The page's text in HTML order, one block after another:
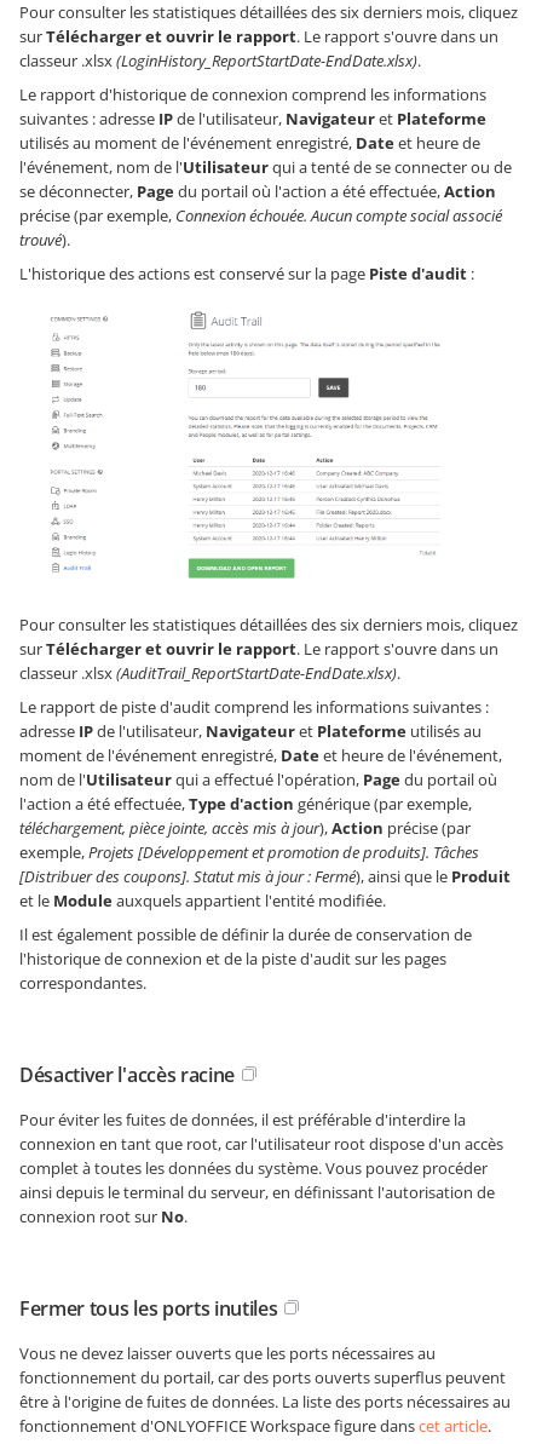
Pour consulter les statistiques détaillées des six derniers mois, cliquez
surTélécharger et ouvrir le rapport. Le rapport s'ouvre dans un
classeur .xlsx(LoginHistory_ReportStartDate-EndDate.xlsx).
Le rapport d'historique de connexion comprend les informations
suivantes : adresse IPde l'utilisateur, Navigateuret Plateforme
utilisés au moment de l'événement enregistré, Dateet heure de
l'événement, nom de l'Utilisateurqui a tenté de se connecter ou de
se déconnecter, Pagedu portail où l'action a été effectuée,Action
précise (par exemple, Connexion échouée. Aucun compte social associé
trouvé).
L'historique des actions est conservé sur la page Piste d'audit :
Pour consulter les statistiques détaillées des six derniers mois, cliquez
surTélécharger et ouvrir le rapport. Le rapport s'ouvre dans un
classeur .xlsx(AuditTrail_ReportStartDate-EndDate.xlsx).
Le rapport de piste d'audit comprend les informations suivantes :
adresse IPde l'utilisateur, Navigateuret Plateforme utilisés au
moment de l'événement enregistré, Dateet heure de l'événement,
nom de l'Utilisateurqui a effectué l'opération, Pagedu portail où
l'action a été effectuée,Type d'action générique (par exemple,
téléchargement, pièce jointe, accès mis à jour),Action précise (par
exemple,Projets [Développement et promotion de produits]. Tâches
[Distribuer des coupons]. Statut mis à jour : Fermé), ainsi que le Produit
et le Moduleauxquels appartient l'entité modifiée.
Il est également possible de définir la durée de conservation de
l'historique de connexion et de la piste d'audit sur les pages
correspondantes.
Désactiver l'accès racine
Pour éviter les fuites de données, il est préférable d'interdire la
connexion en tant que root, car l'utilisateur root dispose d'un accès
complet à toutes les données du système. Vous pouvez procéder
ainsi depuis le terminal du serveur, en définissant l'autorisation de
connexion root sur No.
Fermer tous les ports inutiles
Vous ne devez laisser ouverts que les ports nécessaires au
fonctionnement du portail, car des ports ouverts superflus peuvent
être à l'origine de fuites de données. La liste des ports nécessaires au
fonctionnement d'ONLYOFFICE Workspace figure danscet article.